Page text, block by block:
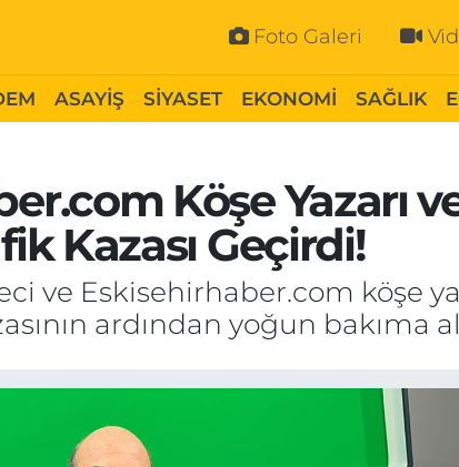
Foto Galeri
ASAYİŞ SİYASET EKONOMİ SAĞLIK
Köşe Yazarı
Kazası Geçirdi!
ve Eskisehirhaber.com köşe
ardından yoğun bakıma